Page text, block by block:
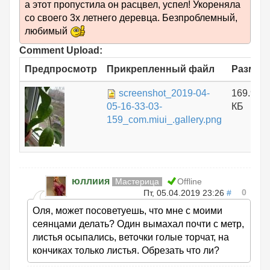
а этот пропустила он расцвел, успел! Укореняла
со своего 3х летнего деревца. Безпроблемный,
любимый
Comment Upload:
Предпросмотр
Прикрепленный файл Размер
screenshot_2019-04-
05-16-33-03-
159_com.miui_.gallery.png
169.96
КБ
юллиия Мастерица
Offline
Пт, 05.04.2019 23:26 # 0
Оля, может посоветуешь, что мне с моими
сеянцами делать? Один вымахал почти с метр,
листья осыпались, веточки голые торчат, на
кончиках только листья. Обрезать что ли?